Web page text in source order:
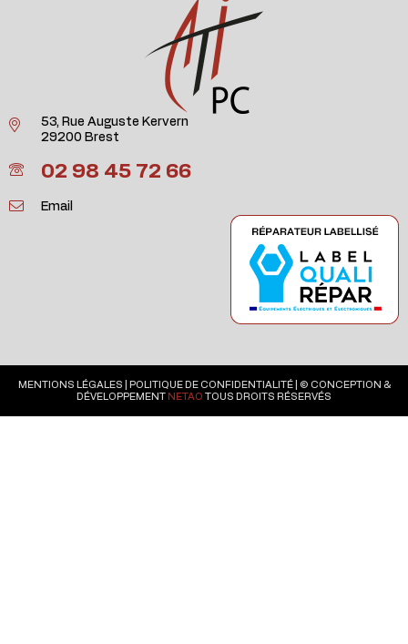
53, Rue Auguste Kervern
29200 Brest
02 98 45 72 66
Email
MENTIONS LÉGALES POLITIQUE DE CONFIDENTIALITÉ| © CONCEPTION &
DÉVELOPPEMENT NETAO TOUS DROITS RÉSERVÉS